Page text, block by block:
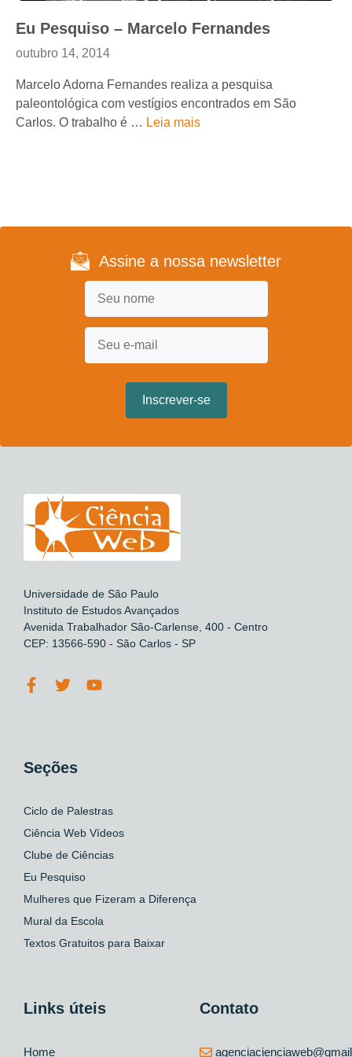
Eu Pesquiso – Marcelo Fernandes
outubro 14, 2014
Marcelo Adorna Fernandes realiza a pesquisa
paleontológica com vestígios encontrados em São
Carlos. O trabalho é … Leia mais
Assine a nossa newsletter
Universidade de São Paulo
Instituto de Estudos Avançados
Avenida Trabalhador São-Carlense, 400 - Centro
CEP: 13566-590 - São Carlos - SP
Seções
Ciclo de Palestras
Ciência Web Vídeos
Clube de Ciências
Eu Pesquiso
Mulheres que Fizeram a Diferença
Mural da Escola
Textos Gratuitos para Baixar
Links úteis
Home
Contato